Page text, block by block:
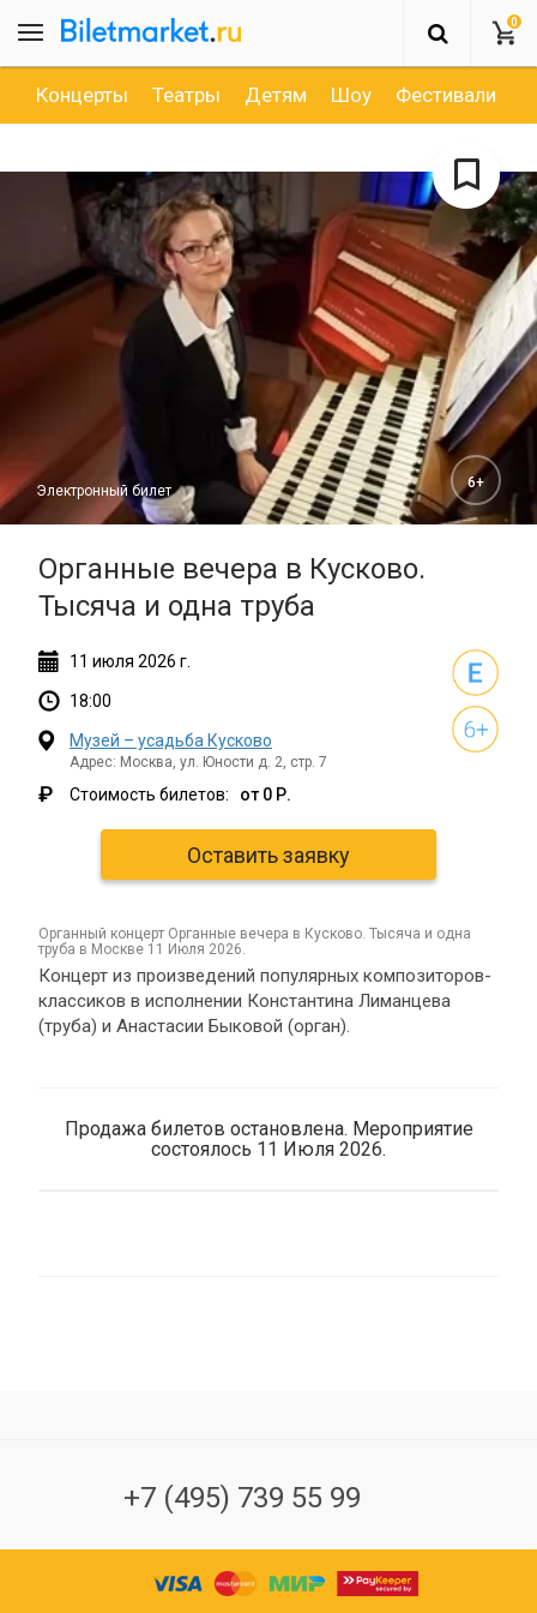
0
Концерты Театры Детям Шоу Фестивали
Органные вечера в Кусково.
Тысяча и одна труба
Электронный билет 6+
11 июля 2026 г.
18:00
Музей – усадьба Кусково
Адрес: Москва, ул. Юности д. 2, стр. 7
₽ Стоимость билетов: от 0 Р.
Оставить заявку
органный концерт Органные вечера в Кусково. Тысяча и одна
труба в Москве 11 Июля 2026.
Концерт из произведений популярных композиторов-
классиков в исполнении Константина Лиманцева
(труба) и Анастасии Быковой (орган).
Продажа билетов остановлена. Мероприятие
состоялось 11 Июля 2026.
+7 (495) 739 55 99